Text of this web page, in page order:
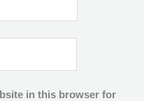
in this browser for